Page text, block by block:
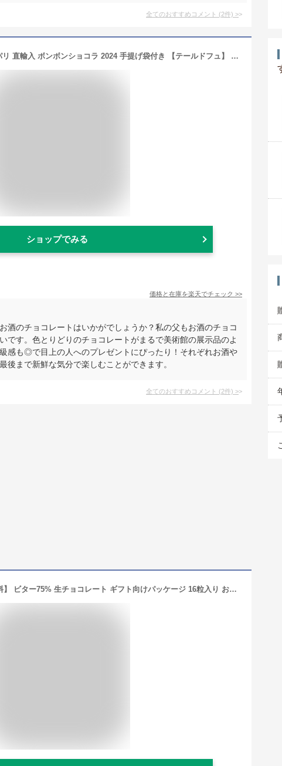
全てのおすすめコメント (2件) >
エドワート EDWART フランス パリ 直輸入 ボンボンショコラ 2024 手提げ袋付き 【テールドフュ】 アルコールガナッシュ6個 チョコレート 高級 ギフト プレゼント あす楽
ショップでみる
価格と在庫を楽天でチェック >>
酒のチョコレートはいかがでしょうか？私の父もお酒のチョコ
です。色とりどりのチョコレートがまるで美術館の展示品のよ
感も◎で目上の人へのプレゼントにぴったり！それぞれお酒や
後まで新鮮な気分で楽しむことができます。
全てのおすすめコメント (2件) >
＼クリスマス お歳暮／【送料無料】 ビター75% 生チョコレート ギフト向けパッケージ 16粒入り おしゃれ お取り寄せ 高級 スイーツ お菓子 洋菓子 冷凍 グルメ 誕生日 プレゼント 手土産 お試し 限定 通販 トリュフ gift